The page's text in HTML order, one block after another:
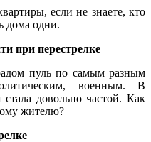
если не знаете, кто
дома одни.
при перестрелке
пуль по самым разным
военным. В
стала довольно частой. Как
жителю?